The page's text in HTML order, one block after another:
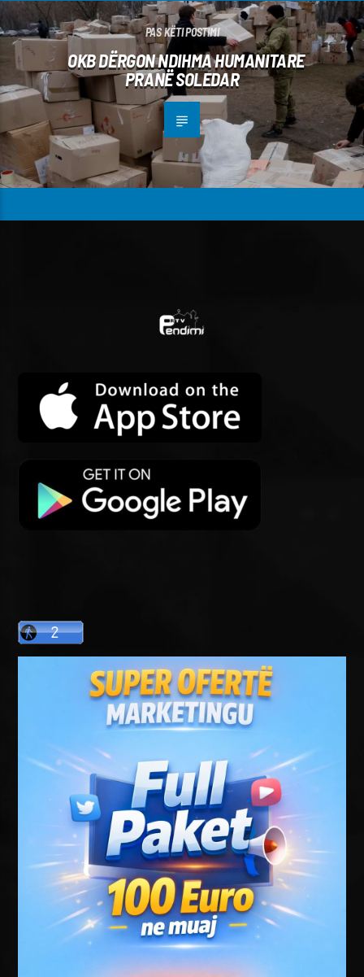
PAS KËTI POSTIMI
OKB DËRGON NDIHMA HUMANITARE
PRANË SOLEDAR